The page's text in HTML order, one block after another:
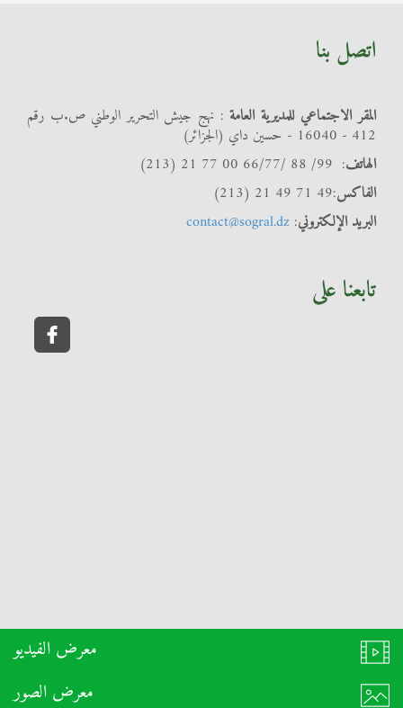
اتصل بنا
المقر الاجتماعي للمديرية العامة : نهج جيش التحرير الوطني ص.ب رقم
412 - 16040 - حسين داي (الجزائر)
الهاتف: 99/ 88 /66/77 00 77 21 (213)
الفاكس:49 71 49 21 (213)
البريد الإلكتروني:
contact@sogral.dz
تابعنا على
معرض الفيديو
معرض الصور